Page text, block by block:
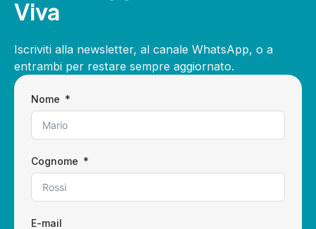
Viva
Iscriviti alla newsletter, al canale WhatsApp, o a
entrambi per restare sempre aggiornato.
Nome
Cognome
E-mail